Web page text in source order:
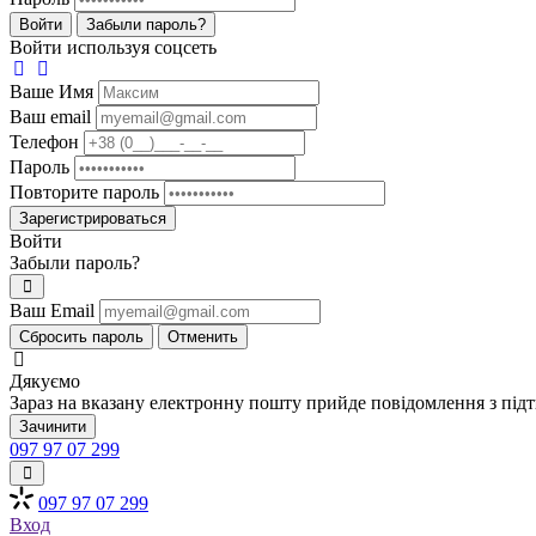
Войти Забыли пароль?
Войти используя соцсеть
Ваше Имя
Ваш email
Телефон
Пароль
Повторите пароль
Зарегистрироваться
Войти
Забыли пароль?
Ваш Email
Сбросить пароль Отменить
Дякуємо
Зараз на вказану електронну пошту прийде повідомлення з
Зачинити
097 97 07 299
097 97 07 299
Вход